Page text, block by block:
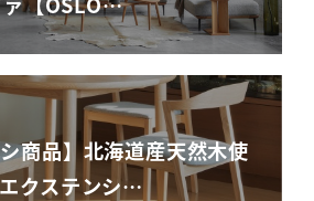
商品】北海道産天然木使
クステンシ…